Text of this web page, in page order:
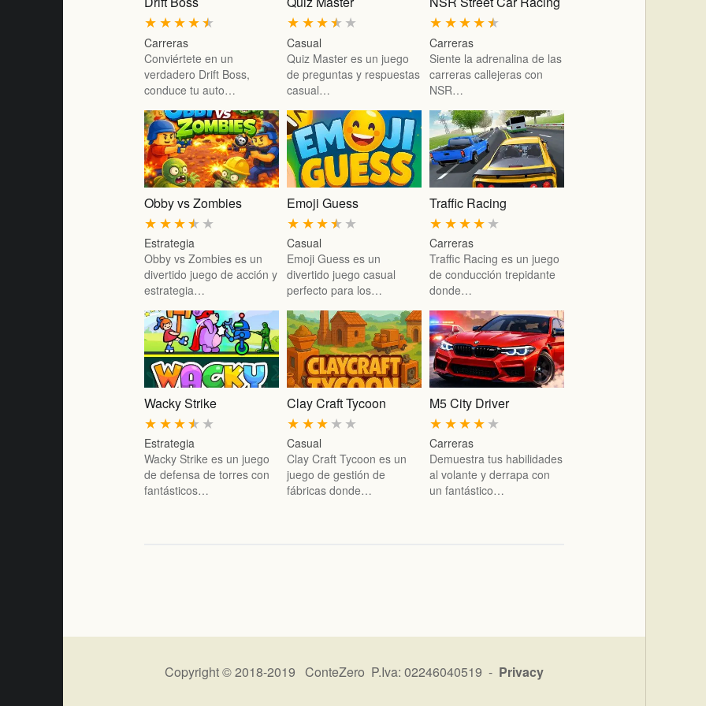
★
★
★
★
★
Carreras
Conviértete en un
verdadero Drift Boss,
conduce tu auto…
★
★
★
★
★
Casual
Quiz Master es un juego
de preguntas y respuestas
casual…
★
★
★
★
★
Carreras
Siente la adrenalina de las
carreras callejeras con
NSR…
Obby vs Zombies
★
★
★
★
★
Estrategia
Obby vs Zombies es un
divertido juego de acción y
estrategia…
Emoji Guess
★
★
★
★
★
Casual
Emoji Guess es un
divertido juego casual
perfecto para los…
Traffic Racing
★
★
★
★
★
Carreras
Traffic Racing es un juego
de conducción trepidante
donde…
Wacky Strike
★
★
★
★
★
Estrategia
Wacky Strike es un juego
de defensa de torres con
fantásticos…
Clay Craft Tycoon
★
★
★
★
★
Casual
Clay Craft Tycoon es un
juego de gestión de
fábricas donde…
M5 City Driver
★
★
★
★
★
Carreras
Demuestra tus habilidades
al volante y derrapa con
un fantástico…
Copyright © 2018-2019 ConteZero P.Iva: 02246040519 - Privacy